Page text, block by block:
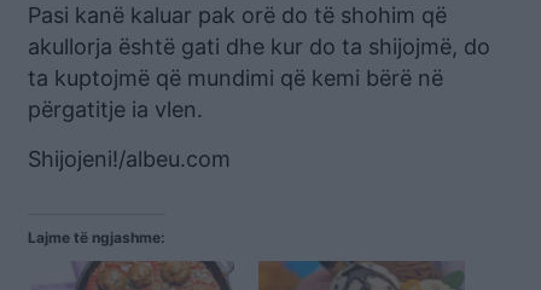
Pasi kanë kaluar pak orë do të shohim që
akullorja është gati dhe kur do ta shijojmë, do
ta kuptojmë që mundimi që kemi bërë në
përgatitje ia vlen.
Shijojeni!/albeu.com
Lajme të ngjashme: